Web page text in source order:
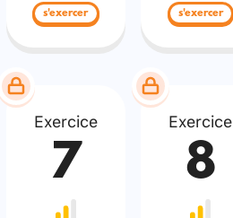
s'exercer s'exercer
Exercice
7
Exercice
8